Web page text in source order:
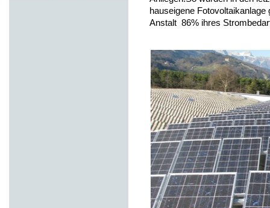
hauseigene
Anstalt 86% ihres